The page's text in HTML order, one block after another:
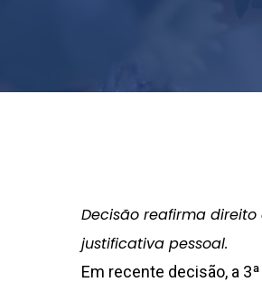
Decisão reafirma
justificativa pessoal.
Em recente decisão, a